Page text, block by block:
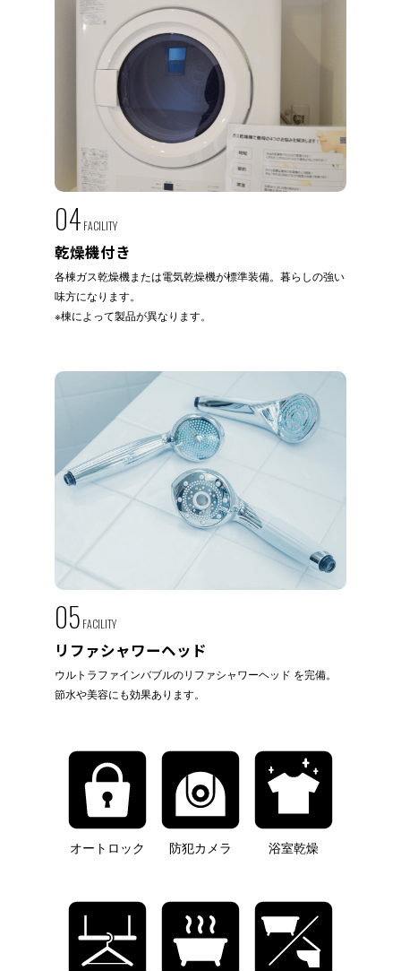
04 FACILITY
乾燥機付き
各棟ガス乾燥機または電気乾燥機が標準装備。暮らしの強い
味方になります。
※棟によって製品が異なります。
05 FACILITY
リファシャワーヘッド
ウルトラファインバブルのリファシャワーヘッド を完備。
節水や美容にも効果あります。
オートロック 防犯カメラ 浴室乾燥